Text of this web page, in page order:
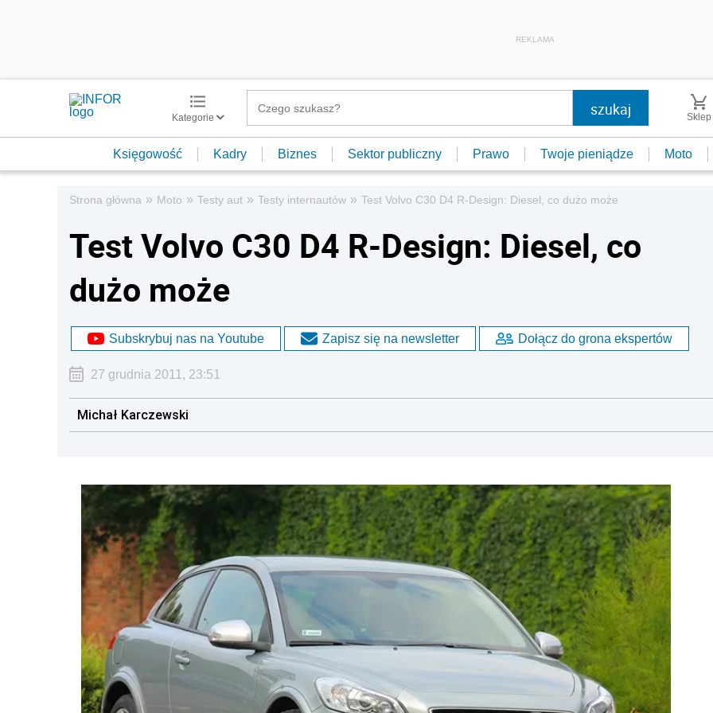
REKLAMA
Kategorie Sklep
Księgowość Kadry Biznes Sektor publiczny Prawo Twoje pieniądze Moto
Strona główna » Moto » Testy aut » Testy internautów » Test Volvo C30 D4 R-Design: Diesel, co dużo może
Test Volvo C30 D4 R-Design: Diesel, co
dużo może
Subskrybuj nas na Youtube Zapisz się na newsletter Dołącz do grona ekspertów
27 grudnia 2011, 23:51
Michał Karczewski